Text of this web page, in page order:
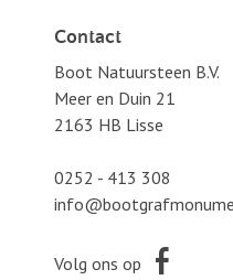
Contact
Boot Natuursteen B.V.
Meer en Duin 21
2163 HB Lisse
0252 - 413 308
Volg ons op